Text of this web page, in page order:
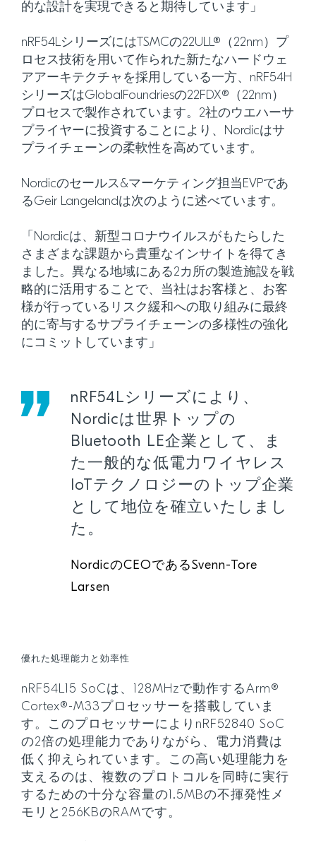
的な設計を実現できると期待しています」
nRF54LシリーズにはTSMCの22ULL®（22nm）プ
ロセス技術を用いて作られた新たなハードウェ
アアーキテクチャを採用している一方、nRF54H
シリーズはGlobalFoundriesの22FDX®（22nm）
プロセスで製作されています。2社のウエハーサ
プライヤーに投資することにより、Nordicはサ
プライチェーンの柔軟性を高めています。
Nordicのセールス&マーケティング担当EVPであ
るGeir Langelandは次のように述べています。
「Nordicは、新型コロナウイルスがもたらした
さまざまな課題から貴重なインサイトを得てき
ました。異なる地域にある2カ所の製造施設を戦
略的に活用することで、当社はお客様と、お客
様が行っているリスク緩和への取り組みに最終
的に寄与するサプライチェーンの多様性の強化
にコミットしています」
nRF54Lシリーズにより、
Nordicは世界トップの
Bluetooth LE企業として、ま
た一般的な低電力ワイヤレス
IoTテクノロジーのトップ企業
として地位を確立いたしまし
た。
NordicのCEOであるSvenn-Tore
Larsen
優れた処理能力と効率性
nRF54L15 SoCは、128MHzで動作するArm®
Cortex®-M33プロセッサーを搭載していま
す。このプロセッサーによりnRF52840 SoC
の2倍の処理能力でありながら、電力消費は
低く抑えられています。この高い処理能力を
支えるのは、複数のプロトコルを同時に実行
するための十分な容量の1.5MBの不揮発性メ
モリと256KBのRAMです。